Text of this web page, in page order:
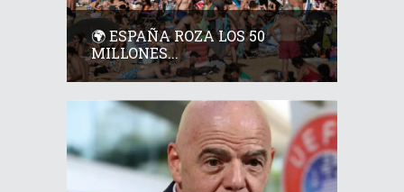
🌍 ESPAÑA ROZA LOS 50
MILLONES...